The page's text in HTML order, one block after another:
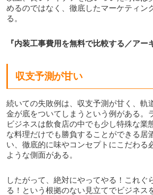
めるのではなく、徹底したマーケティン
る。
『内装工事費用を無料で比較する／アー
収支予測が甘い
続いての失敗例は、収支予測が甘く、軌
金が底をついてしまうという例がある。
ビジネスは飲食店の中でも少し特殊な業
な料理だけでも勝負することができる居
い、徹底的に味やコンセプトにこだわる
ような側面がある。
したがって、絶対にやってやる！これぐ
る！という根拠のない見立てでビジネス